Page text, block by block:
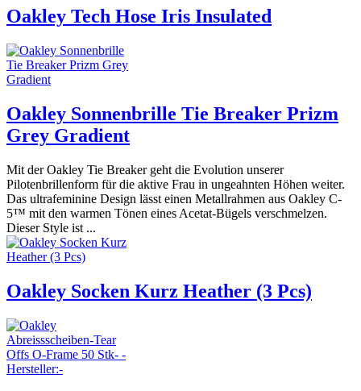
Oakley Tech Hose Iris Insulated
Oakley Sonnenbrille Tie Breaker Prizm
Grey Gradient
Mit der Oakley Tie Breaker geht die Evolution unserer
Pilotenbrillenform für die aktive Frau in ungeahnten Höhen weiter.
Das ultrafeminine Design lässt einen Metallrahmen aus Oakley C-
5™ mit den warmen Tönen eines Acetat-Bügels verschmelzen.
Dieser Style ist ...
Oakley Socken Kurz Heather (3 Pcs)